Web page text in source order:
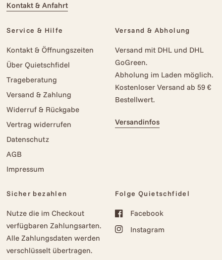
Kontakt & Anfahrt
Service & Hilfe
Kontakt & Öffnungszeiten
Über Quietschfidel
Trageberatung
Versand & Zahlung
Widerruf & Rückgabe
Vertrag widerrufen
Datenschutz
AGB
Impressum
Versand & Abholung
Versand mit DHL und DHL
GoGreen.
Abholung im Laden möglich.
Kostenloser Versand ab 59 €
Bestellwert.
Versandinfos
Sicher bezahlen
Nutze die im Checkout
verfügbaren Zahlungsarten.
Alle Zahlungsdaten werden
verschlüsselt übertragen.
Folge Quietschfidel
Facebook
Instagram